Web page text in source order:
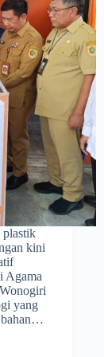
kini
Agama
yang
bahan…